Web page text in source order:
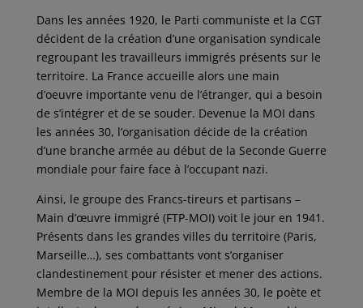
Dans les années 1920, le Parti communiste et la CGT
décident de la création d’une organisation syndicale
regroupant les travailleurs immigrés présents sur le
territoire. La France accueille alors une main
d’oeuvre importante venu de l’étranger, qui a besoin
de s’intégrer et de se souder. Devenue la MOI dans
les années 30, l’organisation décide de la création
d’une branche armée au début de la Seconde Guerre
mondiale pour faire face à l’occupant nazi.
Ainsi, le groupe des Francs-tireurs et partisans –
Main d’œuvre immigré (FTP-MOI) voit le jour en 1941.
Présents dans les grandes villes du territoire (Paris,
Marseille…), ses combattants vont s’organiser
clandestinement pour résister et mener des actions.
Membre de la MOI depuis les années 30, le poète et